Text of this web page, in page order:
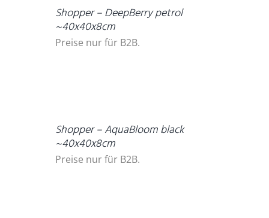
Shopper – DeepBerry petrol
~40x40x8cm
Preise nur für B2B.
Shopper – AquaBloom black
~40x40x8cm
Preise nur für B2B.